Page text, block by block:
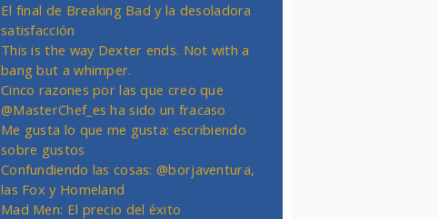
El final de Breaking Bad y la desoladora
satisfacción
This is the way Dexter ends. Not with a
bang but a whimper.
Cinco razones por las que creo que
@MasterChef_es ha sido un fracaso
Me gusta lo que me gusta: escribiendo
sobre gustos
Confundiendo las cosas: @borjaventura,
las Fox y Homeland
Mad Men: El precio del éxito